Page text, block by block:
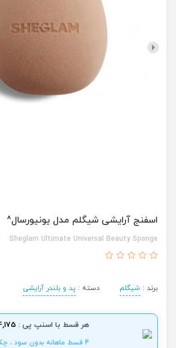
اسفنج آرایشی شیگلم مدل یونیورسال^
Sheglam Ultimate Universal Beauty Sponge
برند : شیگلم دسته : پد و بلندر آرایشی
هر قسط با اسنپ پی :
4 قسط ماهانه بدون سود ، چک و ضامن .